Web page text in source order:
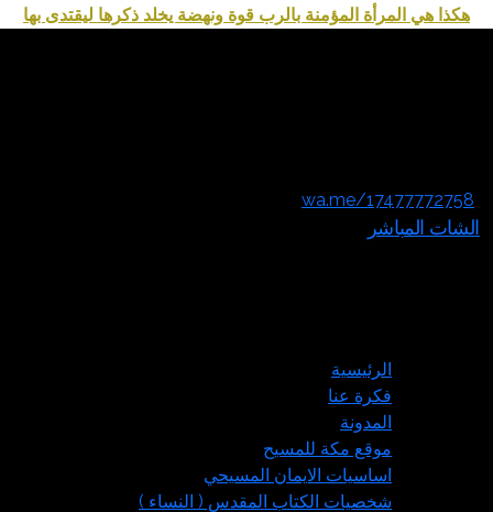
هكذا هي المرأة المؤمنة بالرب قوة ونهضة يخلد ذكرها ليقتدى بها
wa.me/17477772758
الشات المباشر
الرئيسية
فكرة عنا
المدونة
موقع مكة للمسيح
اساسيات الايمان المسيحي
شخصيات الكتاب المقدس ( النساء )